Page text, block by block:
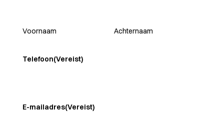
Voornaam Achternaam
Telefoon(Vereist)
E-mailadres(Vereist)